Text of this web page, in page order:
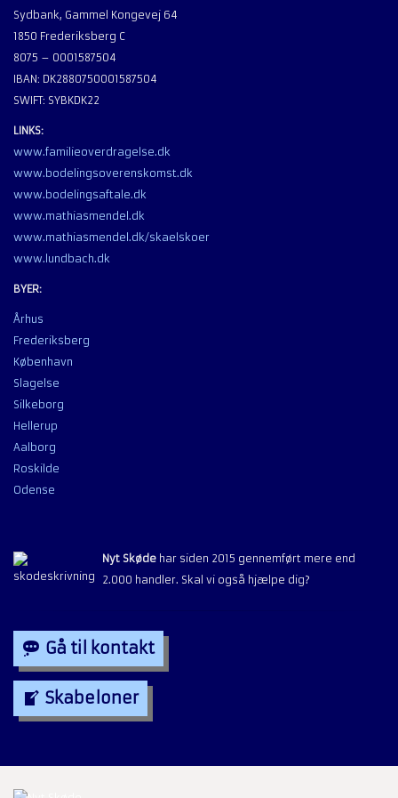
Sydbank, Gammel Kongevej 64
1850 Frederiksberg C
8075 – 0001587504
IBAN: DK2880750001587504
SWIFT: SYBKDK22
LINKS:
www.familieoverdragelse.dk
www.bodelingsoverenskomst.dk
www.bodelingsaftale.dk
www.mathiasmendel.dk
www.mathiasmendel.dk/skaelskoer
www.lundbach.dk
BYER:
Århus
Frederiksberg
København
Slagelse
Silkeborg
Hellerup
Aalborg
Roskilde
Odense
Nyt Skøde har siden 2015 gennemført mere end
2.000 handler. Skal vi også hjælpe dig?
Gå til kontakt
Skabeloner